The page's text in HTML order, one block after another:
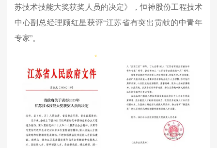
苏技术技能大奖获奖人员的决定》，恒神股份工程技术
中心副总经理顾红星获评“江苏省有突出贡献的中青年
专家”。